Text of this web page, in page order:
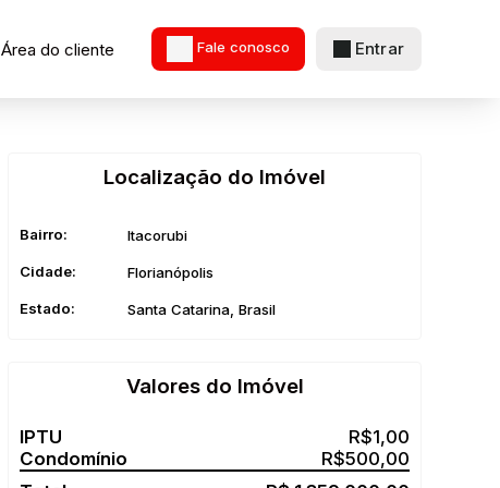
Entrar
Fale conosco
Área do cliente
Localização do Imóvel
Bairro: Itacorubi
Cidade: Florianópolis
Estado: Santa Catarina, Brasil
Valores do Imóvel
R$1,00
R$500,00